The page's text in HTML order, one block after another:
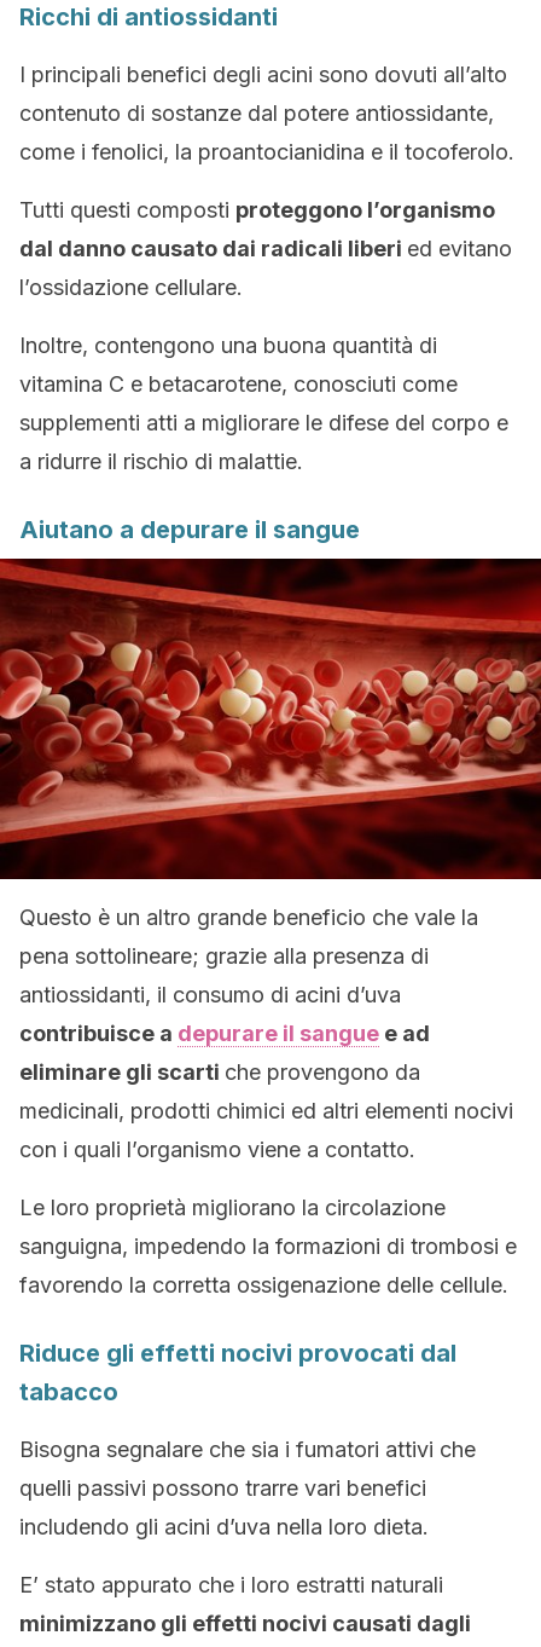
Ricchi di antiossidanti
I principali benefici degli acini sono dovuti all’alto
contenuto di sostanze dal potere antiossidante,
come i fenolici, la proantocianidina e il tocoferolo.
Tutti questi composti proteggono l’organismo
dal danno causato dai radicali liberi ed evitano
l’ossidazione cellulare.
Inoltre, contengono una buona quantità di
vitamina C e betacarotene, conosciuti come
supplementi atti a migliorare le difese del corpo e
a ridurre il rischio di malattie.
Aiutano a depurare il sangue
Questo è un altro grande beneficio che vale la
pena sottolineare; grazie alla presenza di
antiossidanti, il consumo di acini d’uva
contribuisce a depurare il sangue e ad
eliminare gli scarti che provengono da
medicinali, prodotti chimici ed altri elementi nocivi
con i quali l’organismo viene a contatto.
Le loro proprietà migliorano la circolazione
sanguigna, impedendo la formazioni di trombosi e
favorendo la corretta ossigenazione delle cellule.
Riduce gli effetti nocivi provocati dal
tabacco
Bisogna segnalare che sia i fumatori attivi che
quelli passivi possono trarre vari benefici
includendo gli acini d’uva nella loro dieta.
E’ stato appurato che i loro estratti naturali
minimizzano gli effetti nocivi causati dagli